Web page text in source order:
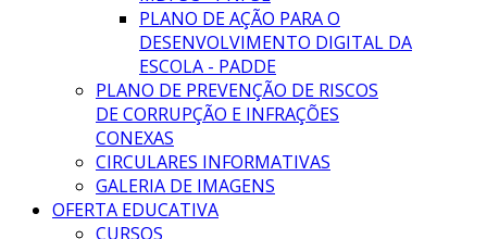
PLANO DE AÇÃO PARA O
DESENVOLVIMENTO DIGITAL DA
ESCOLA - PADDE
PLANO DE PREVENÇÃO DE RISCOS
DE CORRUPÇÃO E INFRAÇÕES
CONEXAS
CIRCULARES INFORMATIVAS
GALERIA DE IMAGENS
OFERTA EDUCATIVA
CURSOS